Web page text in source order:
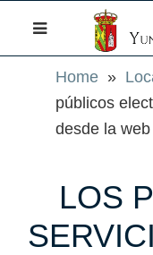
Home »
públicos
desde la
LOS